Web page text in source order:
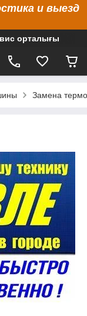
и выезд
орталығы
Замена